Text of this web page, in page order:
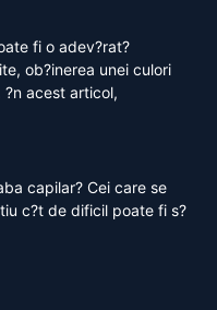
fi o adev?rat?
ob?inerea unei culori
?n acest articol,
capilar? Cei care se
c?t de dificil poate fi s?